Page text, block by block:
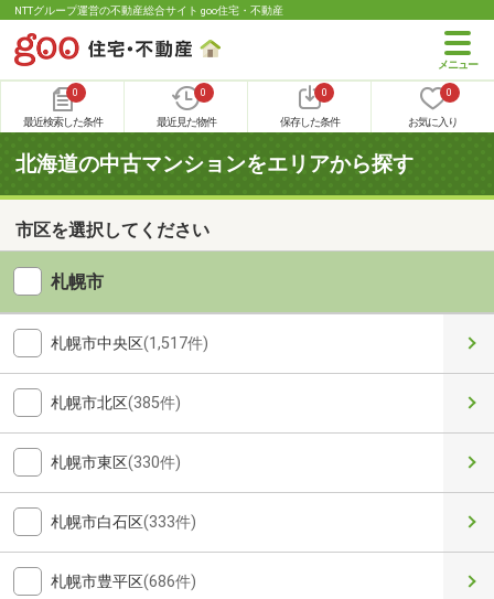
NTTグループ運営の不動産総合サイト goo住宅・不動産
0
最近検索した条件
0
最近見た物件
0
保存した条件
0
お気に入り
北海道の中古マンションをエリアから探す
市区を選択してください
札幌市
札幌市中央区(1,517件)
札幌市北区(385件)
札幌市東区(330件)
札幌市白石区(333件)
札幌市豊平区(686件)